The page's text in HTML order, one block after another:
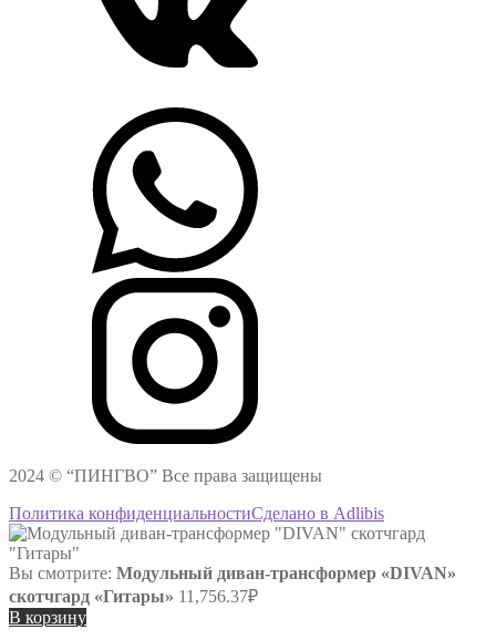
2024 © “ПИНГВО” Все права защищены
Политика конфиденциальностиСделано в Adlibis
Вы смотрите: Модульный диван-трансформер «DIVAN»
скотчгард «Гитары» 11,756.37₽
В корзину